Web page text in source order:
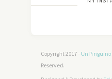
Copyright 2017 - Un
Reserved.